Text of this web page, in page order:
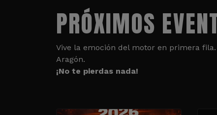
PRÓXIMOS
Vive la emoción del motor en primera
Aragón.
¡No te pierdas nada!